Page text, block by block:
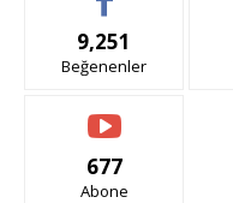
9,251
Beğenenler
677
Abone